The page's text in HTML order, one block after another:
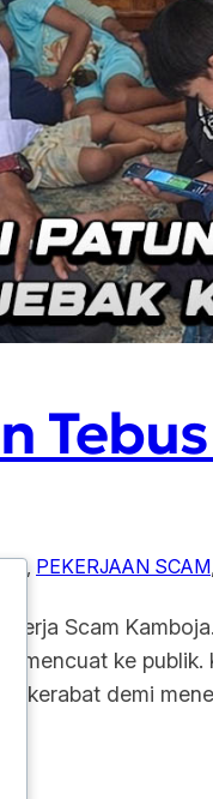
, PEKERJAAN SCAM,
Kerja Scam
mencuat ke
kerabat demi